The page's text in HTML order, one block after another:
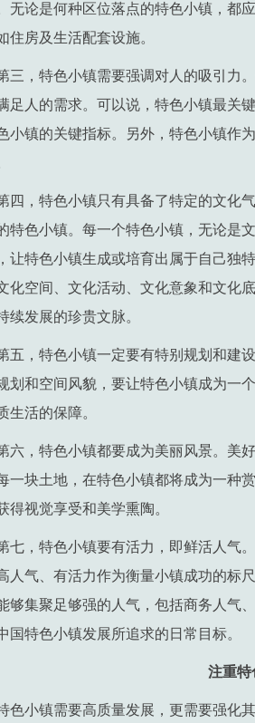
无论是何种区位落点的特色小镇，都
住房及生活配套设施。
三，特色小镇需要强调对人的吸引力
足人的需求。可以说，特色小镇最关
小镇的关键指标。另外，特色小镇作
四，特色小镇只有具备了特定的文化
特色小镇。每一个特色小镇，无论是
让特色小镇生成或培育出属于自己独
化空间、文化活动、文化意象和文化
续发展的珍贵文脉。
五，特色小镇一定要有特别规划和建
划和空间风貌，要让特色小镇成为一
生活的保障。
六，特色小镇都要成为美丽风景。美
一块土地，在特色小镇都将成为一种
得视觉享受和美学熏陶。
七，特色小镇要有活力，即鲜活人气
人气、有活力作为衡量小镇成功的标
够集聚足够强的人气，包括商务人气
国特色小镇发展所追求的日常目标。
注重特
色小镇需要高质量发展，更需要强化